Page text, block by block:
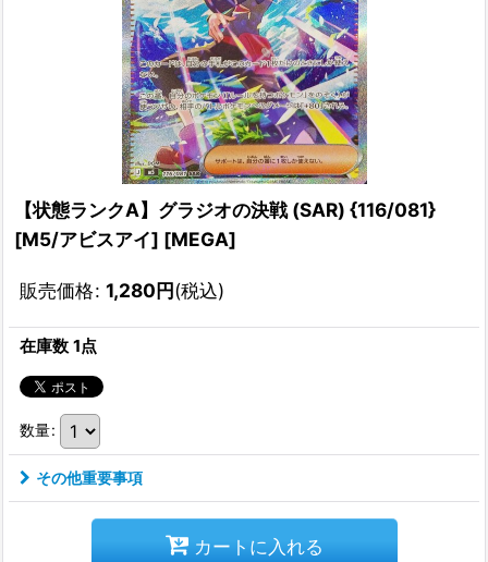
【状態ランクA】グラジオの決戦 (SAR) {116/081}
[M5/アビスアイ] [MEGA]
販売価格: 1,280円(税込)
在庫数 1点
数量:
その他重要事項
カートに入れる